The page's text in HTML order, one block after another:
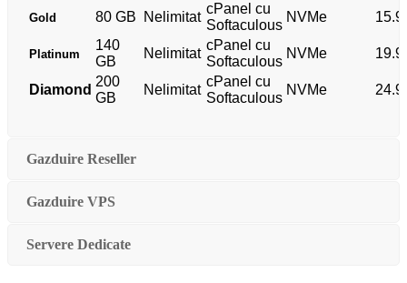
Gold 80 GB Nelimitat
cPanel cu
Softaculous
NVMe
Platinum
140
GB
Nelimitat
cPanel cu
Softaculous
NVMe
Diamond
200
GB
Nelimitat
cPanel cu
Softaculous
NVMe
Gazduire Reseller
Gazduire VPS
Servere Dedicate